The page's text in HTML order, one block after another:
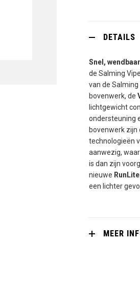
DETAILS
Snel,
de Salming
van de
bovenwerk, de
lichtgewicht
ondersteuning
bovenwerk zijn
technologieën
aanwezig,
is dan zijn
nieuwe
een lichter
MEER